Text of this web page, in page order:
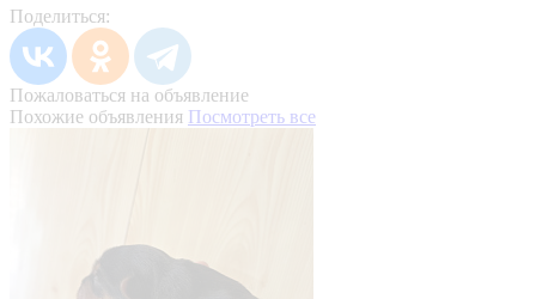
Поделиться:
Пожаловаться на объявление
Похожие объявления Посмотреть все